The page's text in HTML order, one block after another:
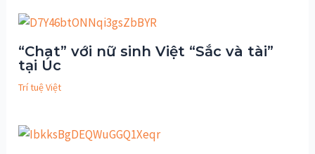
“Chat” với nữ sinh Việt “Sắc và tài”
tại Úc
Trí tuệ Việt